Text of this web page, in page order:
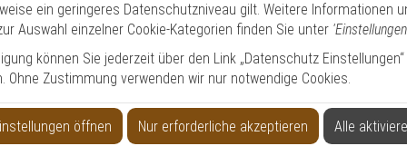
850nm
Produktinformationen
LED Infrarotstrahler - Modell: T90D
ein geringeres Datenschutzniveau gilt. Weitere Informationen
Auswahl einzelner Cookie-Kategorien finden Sie unter
können Sie jederzeit über den Link „Datenschutz
Ohne Zustimmung verwenden wir nur notwendige Cookies.
öffnen Nur erforderliche akzeptieren Alle